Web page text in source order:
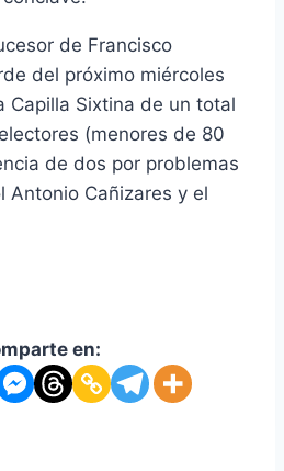
de Francisco
del próximo miércoles
Capilla Sixtina de un total
(menores de 80
de dos por problemas
Antonio Cañizares y el
en: